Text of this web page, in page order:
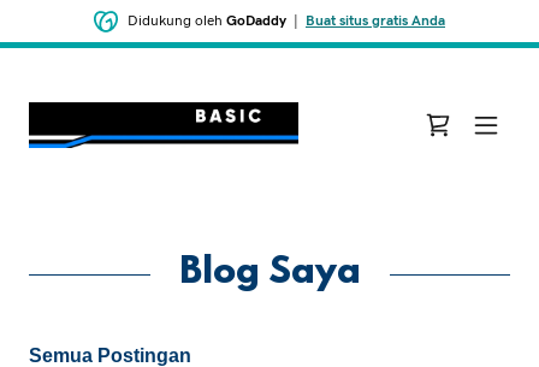
Didukung oleh GoDaddy Buat situs gratis Anda
Blog Saya
Semua Postingan